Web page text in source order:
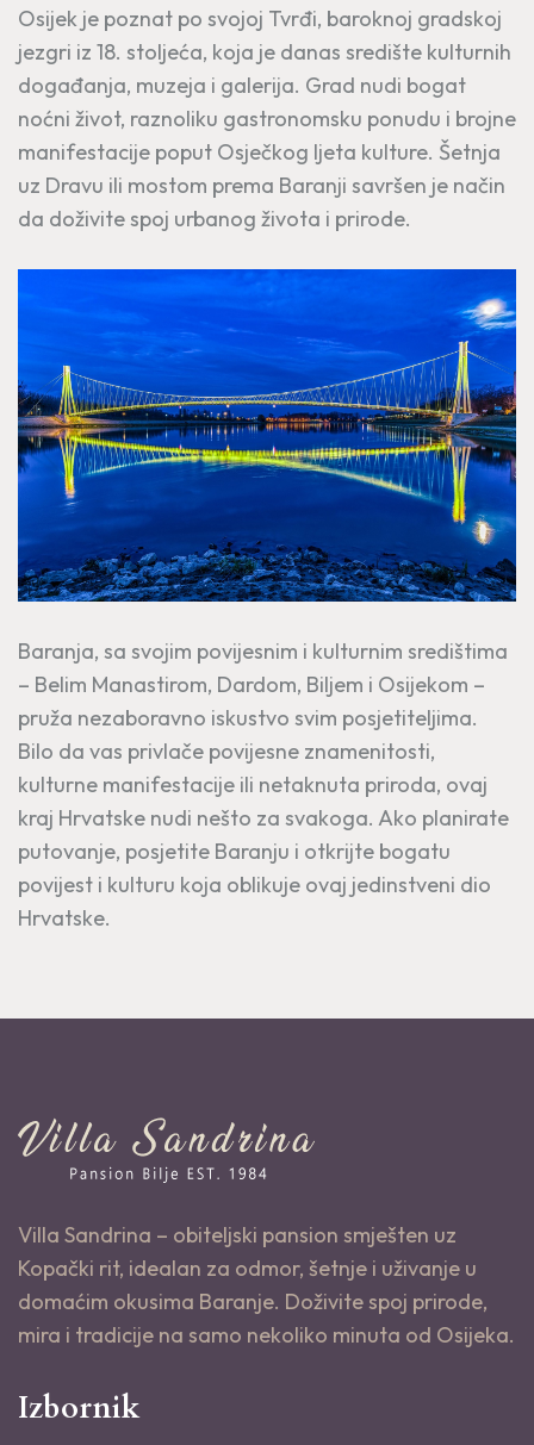
Osijek je poznat po svojoj Tvrđi, baroknoj gradskoj
jezgri iz 18. stoljeća, koja je danas središte kulturnih
događanja, muzeja i galerija. Grad nudi bogat
noćni život, raznoliku gastronomsku ponudu i brojne
manifestacije poput Osječkog ljeta kulture. Šetnja
uz Dravu ili mostom prema Baranji savršen je način
da doživite spoj urbanog života i prirode.
Baranja, sa svojim povijesnim i kulturnim središtima
– Belim Manastirom, Dardom, Biljem i Osijekom –
pruža nezaboravno iskustvo svim posjetiteljima.
Bilo da vas privlače povijesne znamenitosti,
kulturne manifestacije ili netaknuta priroda, ovaj
kraj Hrvatske nudi nešto za svakoga. Ako planirate
putovanje, posjetite Baranju i otkrijte bogatu
povijest i kulturu koja oblikuje ovaj jedinstveni dio
Hrvatske.
Villa Sandrina – obiteljski pansion smješten uz
Kopački rit, idealan za odmor, šetnje i uživanje u
domaćim okusima Baranje. Doživite spoj prirode,
mira i tradicije na samo nekoliko minuta od Osijeka.
Izbornik